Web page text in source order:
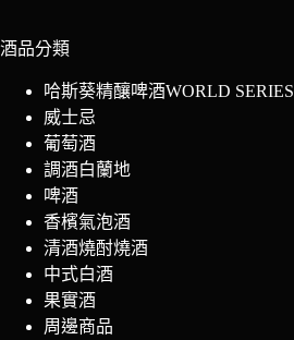
酒品分類
哈斯葵精釀啤酒WORLD SERIES
威士忌
葡萄酒
調酒白蘭地
啤酒
香檳氣泡酒
清酒燒酎燒酒
中式白酒
果實酒
周邊商品